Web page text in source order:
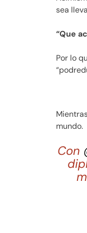
sea
“Que
Por lo
mundo.
Con